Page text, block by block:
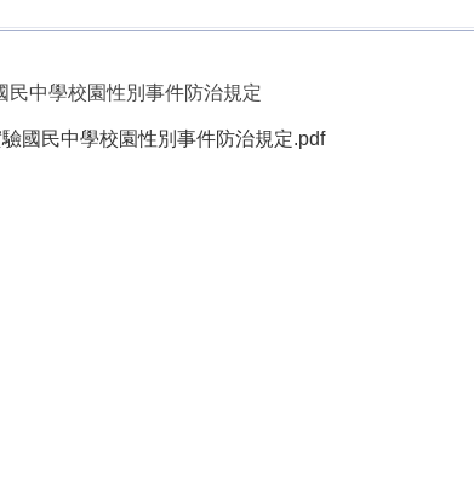
民中學校園性別事件防治規定
國民中學校園性別事件防治規定.pdf